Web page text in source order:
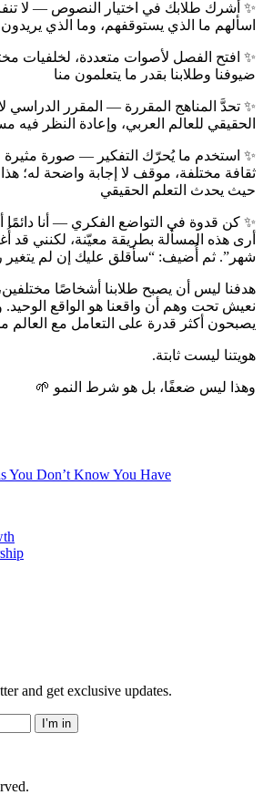
✨ أشرك طلابك في اختيار النصوص — لا
اسألهم ما الذي يستوقفهم، وما الذي
✨ افتح الفصل لأصوات متعددة، لخلفيات
ضيوفنا وطلابنا بقدر ما يتعلمون منا
✨ تحدَّ المناهج المقررة — المقرر الدراسي
الحقيقي للعالم العربي، وإعادة النظر فيه
✨ استخدم ما يُحرّك التفكير — صورة
ثقافة مختلفة، موقف لا إجابة واضحة له؛
حيث يحدث التعلم الحقيقي
✨ كن قدوة في التواضع الفكري — أنا
أرى هذه المسألة بطريقة معيّنة، لكنني قد
شهر ”. ثم أُضيف: “سأقلق عليك إن لم يتغير
هدفنا ليس أن يصبح طلابنا أشخاصًا مختلفين،
نعيش تحت وهم أن واقعنا هو الواقع الوحيد.
يصبحون أكثر قدرة على التعامل مع العالم
هويتنا ليست ثابتة.
وهذا ليس ضعفًا، بل هو شرط النمو 🌱
You Don’t Know You Have
and get exclusive updates.